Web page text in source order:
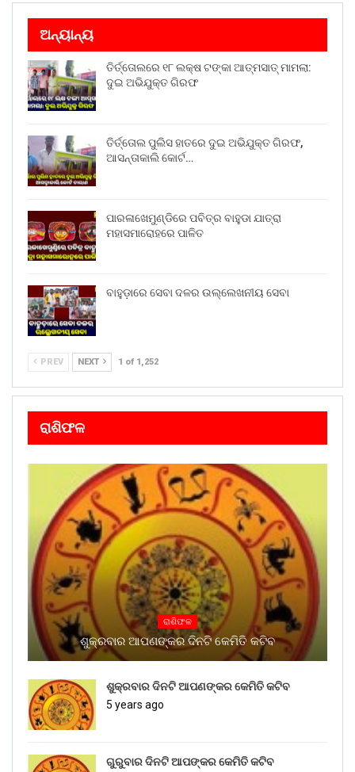
ଅନ୍ୟାନ୍ୟ
ତିର୍ତ୍ତୋଲରେ ୧୮ ଲକ୍ଷ ଟଙ୍କା ଆତ୍ମସାତ୍ ମାମଲା:
ଦୁଇ ଅଭିଯୁକ୍ତ ଗିରଫ
ତିର୍ତ୍ତୋଲ ପୁଲିସ ହାତରେ ଦୁଇ ଅଭିଯୁକ୍ତ ଗିରଫ,
ଆସନ୍ତାକାଲି କୋର୍ଟ…
ପାରଳାଖେମୁଣ୍ଡିରେ ପବିତ୍ର ବାହୁଡା ଯାତ୍ରା
ମହାସମାରୋହରେ ପାଳିତ
ବାହୁଡ଼ାରେ ସେବା ଦଳର ଉଲ୍ଲେଖନୀୟ ସେବା
PREV NEXT 1 of 1,252
ରାଶିଫଳ
ରାଶିଫଳ
ଶୁକ୍ରବାର ଆପଣଙ୍କର ଦିନଟି କେମିତି କଟିବ
ଶୁକ୍ରବାର ଦିନଟି ଆପଣଙ୍କର କେମିତି କଟିବ
5 years ago
ଗୁରୁବାର ଦିନଟି ଆପଙ୍କର କେମିତି କଟିବ